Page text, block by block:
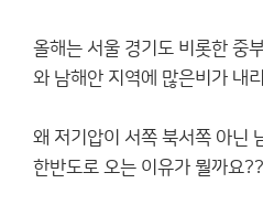
올해는 서울 경기도 비롯한 중
와 남해안 지역에 많은비가 내
왜 저기압이 서쪽 북서쪽 아닌
한반도로 오는 이유가 뭘까요??